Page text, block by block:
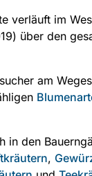
verläuft im
über den
am
in den
,